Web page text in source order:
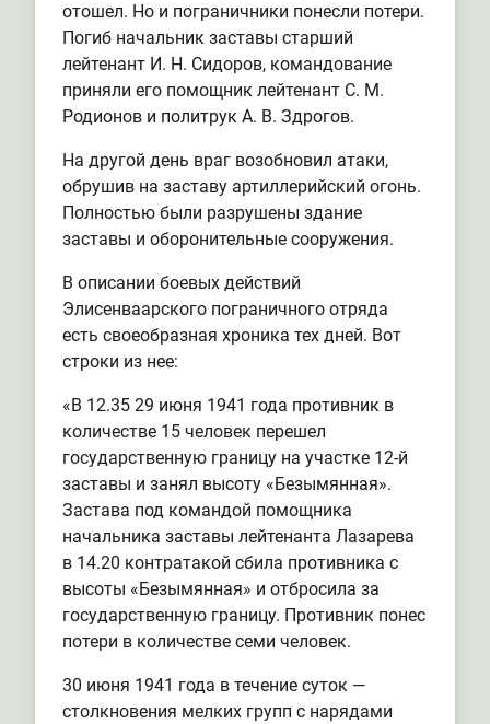
отошел. Но и пограничники понесли потери.
Погиб начальник заставы старший
лейтенант И. Н. Сидоров, командование
приняли его помощник лейтенант С. М.
Родионов и политрук А. В. Здрогов.
На другой день враг возобновил атаки,
обрушив на заставу артиллерийский огонь.
Полностью были разрушены здание
заставы и оборонительные сооружения.
В описании боевых действий
Элисенваарского пограничного отряда
есть своеобразная хроника тех дней. Вот
строки из нее:
«В 12.35 29 июня 1941 года противник в
количестве 15 человек перешел
государственную границу на участке 12-й
заставы и занял высоту «Безымянная».
Застава под командой помощника
начальника заставы лейтенанта Лазарева
в 14.20 контратакой сбила противника с
высоты «Безымянная» и отбросила за
государственную границу. Противник понес
потери в количестве семи человек.
30 июня 1941 года в течение суток —
столкновения мелких групп с нарядами